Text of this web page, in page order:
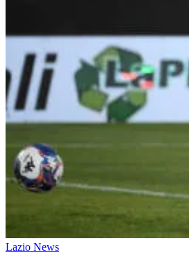
Lazio News